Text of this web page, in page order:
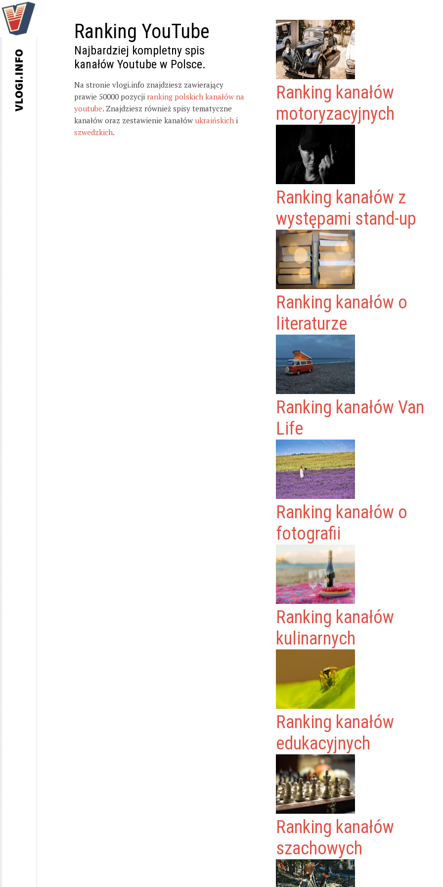
Ranking YouTube
Najbardziej kompletny spis
kanałów Youtube w Polsce.
Na stronie vlogi.info znajdziesz zawierający
prawie 50000 pozycji ranking polskich kanałów na
youtube. Znajdziesz również spisy tematyczne
kanałów oraz zestawienie kanałów ukraińskich i
szwedzkich.
Ranking kanałów
motoryzacyjnych
Ranking kanałów z
występami stand-up
Ranking kanałów o
literaturze
Ranking kanałów Van
Life
Ranking kanałów o
fotografii
Ranking kanałów
kulinarnych
Ranking kanałów
edukacyjnych
Ranking kanałów
szachowych
VLOGI.INFO